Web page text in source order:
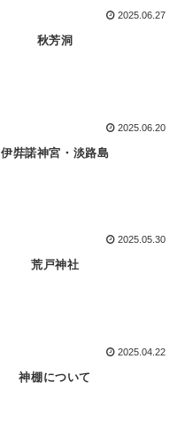
2025.06.27
秋芳洞
2025.06.20
伊弉諾神宮・淡路島
2025.05.30
荒戸神社
2025.04.22
神棚について